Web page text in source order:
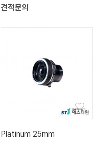
견적문의
Platinum 25mm